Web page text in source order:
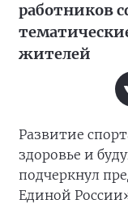
работников
жителей
Развитие
здоровье и
подчеркнул
Единой